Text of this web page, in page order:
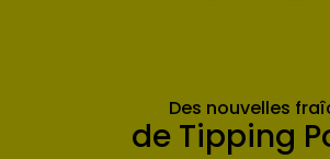
Des nouvelles
de Tipping